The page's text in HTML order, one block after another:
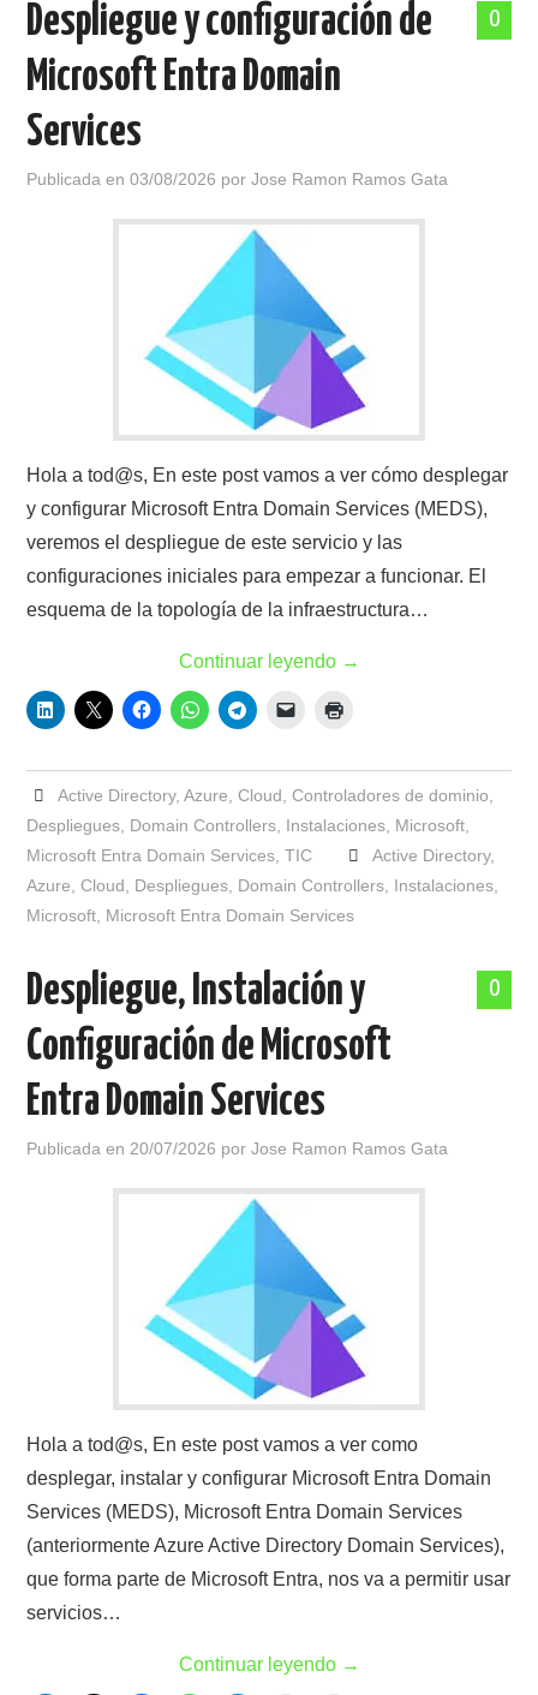
POLÍTICA DE PRIVACIDAD
0
Despliegue y configuración de
Microsoft Entra Domain
Services
Publicada en03/08/2026 porJose Ramon Ramos Gata
Hola a tod@s, En este post vamos a ver cómo desplegar
y configurar Microsoft Entra Domain Services (MEDS),
veremos el despliegue de este servicio y las
configuraciones iniciales para empezar a funcionar. El
esquema de la topología de la infraestructura…
Continuar leyendo →
Active Directory, Azure Cloud Controladores de dominio
Despliegues Domain Controllers Instalaciones Microsoft
Microsoft Entra Domain Services ,TIC Active Directory,
Azure ,Cloud Despliegues Domain Controllers Instalaciones
Microsoft Microsoft Entra Domain Services
0
Despliegue, Instalación y
Configuración de Microsoft
Entra Domain Services
Publicada en 20/07/2026 porJose Ramon Ramos Gata
Hola a tod@s, En este post vamos a ver como
desplegar, instalar y configurar Microsoft Entra Domain
Services (MEDS), Microsoft Entra Domain Services
(anteriormente Azure Active Directory Domain Services),
que forma parte de Microsoft Entra, nos va a permitir usar
servicios…
Continuar leyendo →